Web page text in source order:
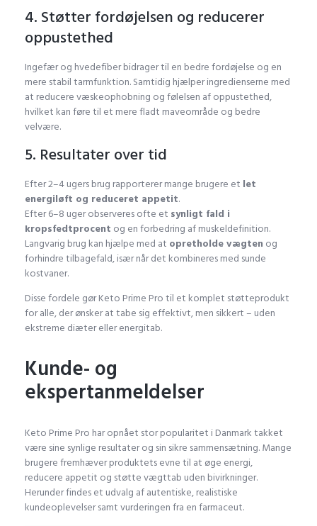
4. Støtter fordøjelsen og reducerer
oppustethed
Ingefær og hvedefiber bidrager til en bedre fordøjelse og en
mere stabil tarmfunktion. Samtidig hjælper ingredienserne med
at reducere væskeophobning og følelsen af oppustethed,
hvilket kan føre til et mere fladt maveområde og bedre
velvære.
5. Resultater over tid
Efter 2–4 ugers brug rapporterer mange brugere et let
energiløft og reduceret appetit.
Efter 6–8 uger observeres ofte et synligt fald i
kropsfedtprocent og en forbedring af muskeldefinition.
Langvarig brug kan hjælpe med at opretholde vægten og
forhindre tilbagefald, især når det kombineres med sunde
kostvaner.
Disse fordele gør Keto Prime Pro til et komplet støtteprodukt
for alle, der ønsker at tabe sig effektivt, men sikkert – uden
ekstreme diæter eller energitab.
Kunde- og
ekspertanmeldelser
Keto Prime Pro har opnået stor popularitet i Danmark takket
være sine synlige resultater og sin sikre sammensætning. Mange
brugere fremhæver produktets evne til at øge energi,
reducere appetit og støtte vægttab uden bivirkninger.
Herunder findes et udvalg af autentiske, realistiske
kundeoplevelser samt vurderingen fra en farmaceut.